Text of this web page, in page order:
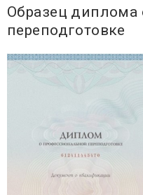
Образец диплома
переподготовке